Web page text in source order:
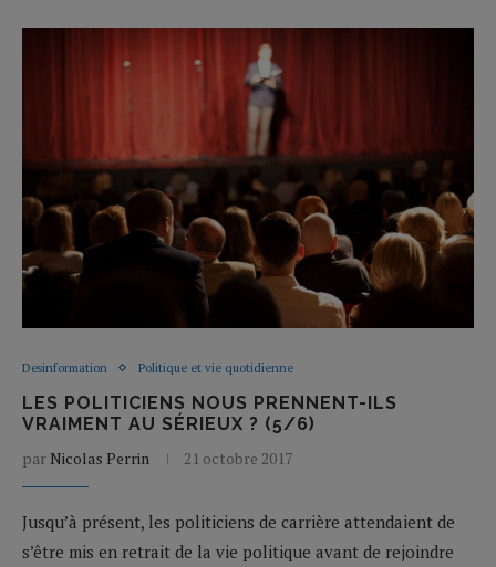
Desinformation Politique et vie quotidienne
LES POLITICIENS NOUS PRENNENT-ILS
VRAIMENT AU SÉRIEUX ? (5/6)
par Nicolas Perrin 21 octobre 2017
Jusqu’à présent, les politiciens de carrière attendaient de
s’être mis en retrait de la vie politique avant de rejoindre